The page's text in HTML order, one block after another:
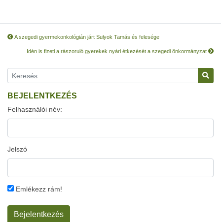
A szegedi gyermekonkológián járt Sulyok Tamás és felesége
Idén is fizeti a rászoruló gyerekek nyári étkezését a szegedi önkormányzat
BEJELENTKEZÉS
Felhasználói név:
Jelszó
Emlékezz rám!